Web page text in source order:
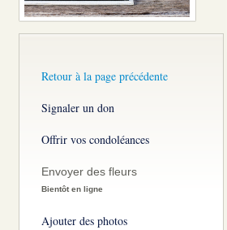
Retour à la page précédente
Signaler un don
Offrir vos condoléances
Envoyer des fleurs
Bientôt en ligne
Ajouter des photos